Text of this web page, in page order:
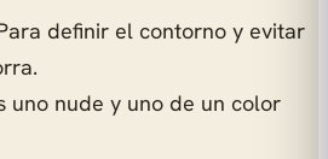
definir el contorno y evitar
uno nude y uno de un color